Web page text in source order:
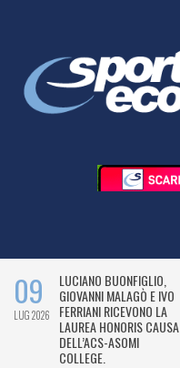
09
LUG 2026
LUCIANO BUONFIGLIO,
GIOVANNI MALAGÒ E IVO
FERRIANI RICEVONO LA
LAUREA HONORIS CAUSA
DELL’ACS-ASOMI
COLLEGE.